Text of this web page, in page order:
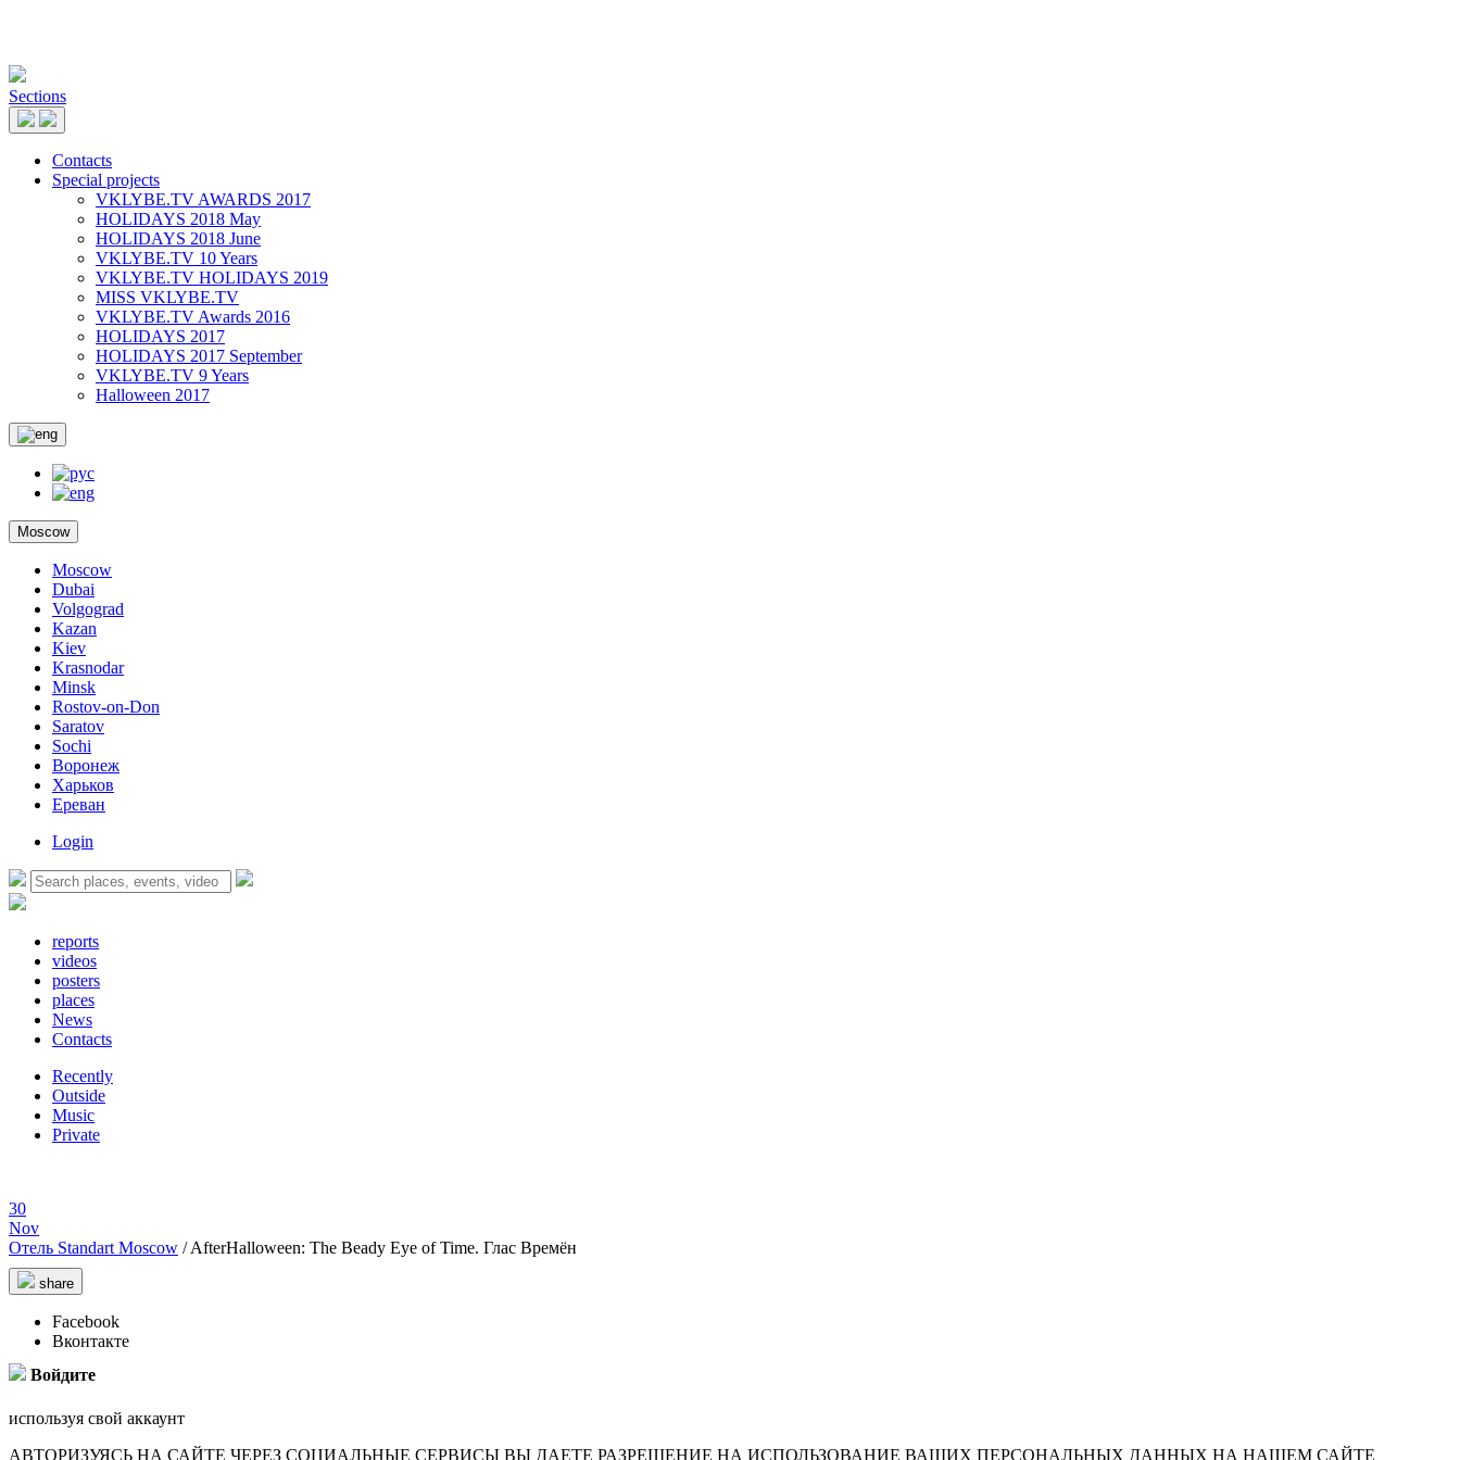
Sections
Contacts
Special projects
VKLYBE.TV AWARDS 2017
HOLIDAYS 2018 May
HOLIDAYS 2018 June
VKLYBE.TV 10 Years
VKLYBE.TV HOLIDAYS 2019
MISS VKLYBE.TV
VKLYBE.TV Awards 2016
HOLIDAYS 2017
HOLIDAYS 2017 September
VKLYBE.TV 9 Years
Halloween 2017
Moscow
Moscow
Dubai
Volgograd
Kazan
Kiev
Krasnodar
Minsk
Rostov-on-Don
Saratov
Sochi
Воронеж
Харьков
Ереван
Login
reports
videos
posters
places
News
Contacts
Recently
Outside
Music
Private
30
Nov
Отель Standart Moscow /AfterHalloween: The Beady Eye of Time. Глас Времён
share
Facebook
Вконтакте
Войдите
используя свой аккаунт
АВТОРИЗУЯСЬ НА САЙТЕ ЧЕРЕЗ СОЦИАЛЬНЫЕ СЕРВИСЫ ВЫ ДАЕТЕ РАЗРЕШЕНИЕ НА ИСПОЛЬЗОВАНИЕ ВАШИХ ПЕРСОНАЛЬНЫХ ДАННЫХ НА НАШЕМ САЙТЕ